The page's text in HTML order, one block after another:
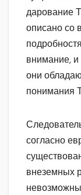
дарование
описано со
внимание, и
они
понимания
согласно
внеземных